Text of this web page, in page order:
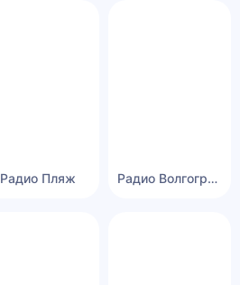
Радио Пляж Радио Волгоград 24